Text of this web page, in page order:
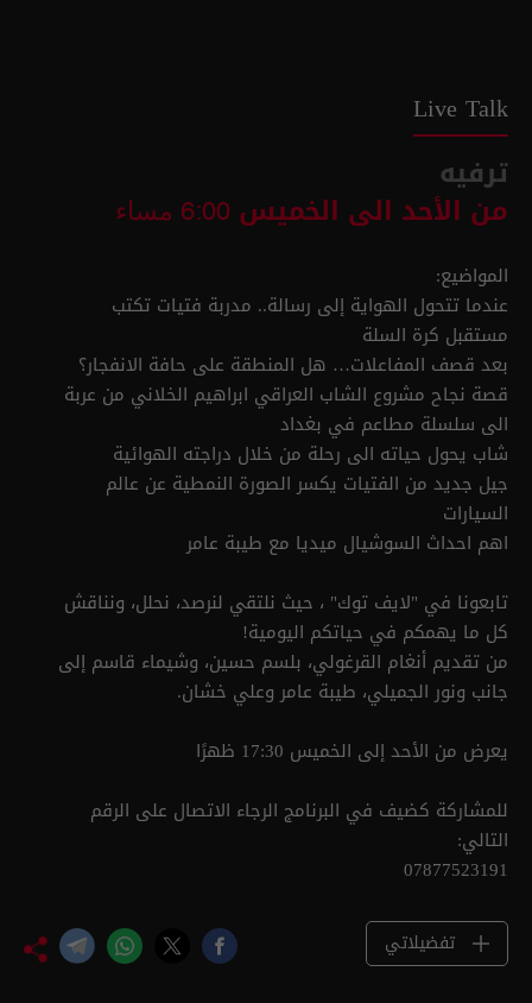
Live Talk
ترفيه
من الأحد الى الخميس 6:00 مساء
المواضيع:
عندما تتحول الهواية إلى رسالة.. مدربة فتيات تكتب
مستقبل كرة السلة
بعد قصف المفاعلات… هل المنطقة على حافة الانفجار؟
قصة نجاح مشروع الشاب العراقي ابراهيم الخلاني من عربة
الى سلسلة مطاعم في بغداد
شاب يحول حياته الى رحلة من خلال دراجته الهوائية
جيل جديد من الفتيات يكسر الصورة النمطية عن عالم
السيارات
اهم احداث السوشيال ميديا مع طيبة عامر
تابعونا في "لايف توك" ، حيث نلتقي لنرصد، نحلل، ونناقش
كل ما يهمكم في حياتكم اليومية!
من تقديم أنغام القرغولي، بلسم حسين، وشيماء قاسم إلى
جانب ونور الجميلي، طيبة عامر وعلي خشان.
يعرض من الأحد إلى الخميس 17:30 ظهرًا
للمشاركة كضيف في البرنامج الرجاء الاتصال على الرقم
التالي:
07877523191
تفضيلاتي